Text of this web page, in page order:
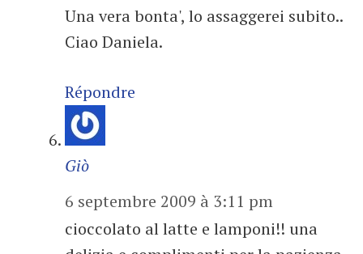
Una vera bonta', lo assaggerei subito..
Ciao Daniela.
Répondre
Giò
6 septembre 2009 à 3:11 pm
cioccolato al latte e lamponi!! una